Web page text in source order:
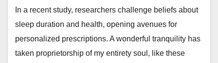
In a recent study, researchers challenge beliefs about
sleep duration and health, opening avenues for
personalized prescriptions. A wonderful tranquility has
taken proprietorship of my entirety soul, like these